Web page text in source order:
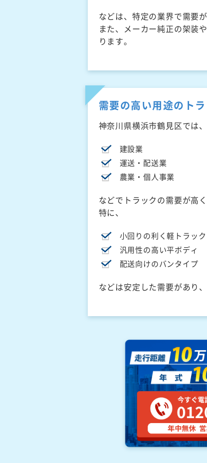
などは、特定の業界で需要
また、メーカー純正の架装
ります。
需要の高い用途のト
神奈川県横浜市鶴見区では、
建設業
運送・配送業
農業・個人事業
などでトラックの需要が高
特に、
小回りの利く軽トラック
汎用性の高い平ボディ
配送向けのバンタイプ
などは安定した需要があり